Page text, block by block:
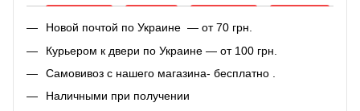
Новой почтой по Украине — от 70 грн.
Курьером к двери по Украине — от 100 грн.
Самовивоз с нашего магазина- бесплатно .
Наличными при получении